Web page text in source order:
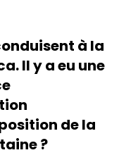
à la
Il y a eu une
de la
?